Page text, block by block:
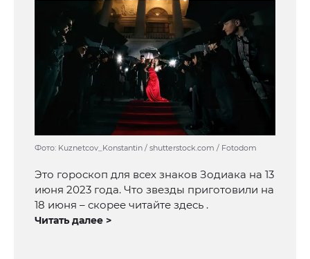
Фото: Kuznetcov_Konstantin / shutterstock.com / Fotodom
Это гороскоп для всех знаков Зодиака на 13
июня 2023 года. Что звезды приготовили на
18 июня – скорее читайте здесь .
Читать далее >